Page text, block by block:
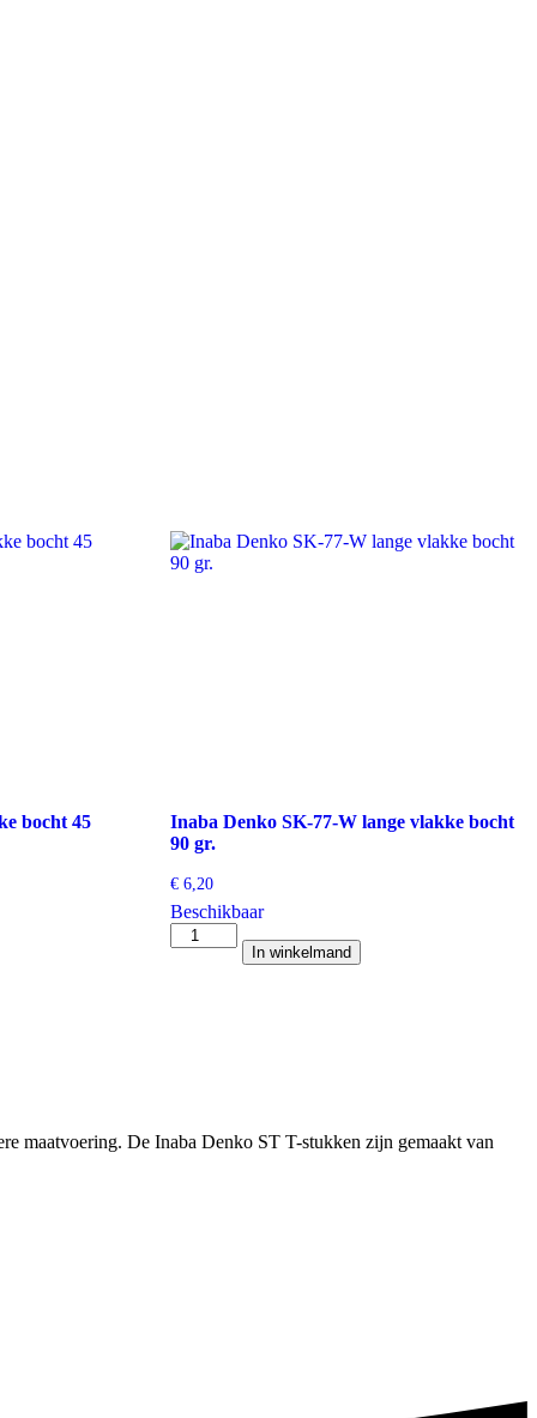
bocht 45
Inaba Denko SK-77-W lange vlakke bocht
90 gr.
€6,20
Beschikbaar
Inaba
Denko
aantal
In winkelmand
maatvoering. De Inaba Denko ST T-stukken zijn gemaakt van